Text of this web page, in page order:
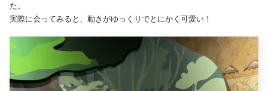
た。
実際に会ってみると、動きがゆっくりでとにかく可愛い！